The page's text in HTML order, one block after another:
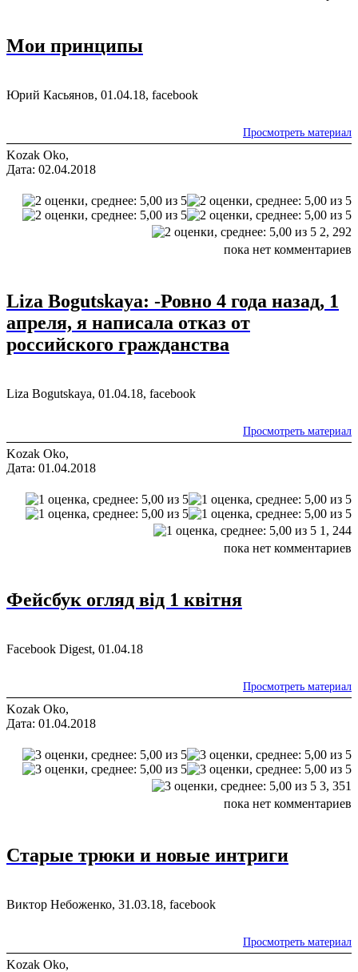
Мои принципы
Юрий Касьянов, 01.04.18, facebook
Просмотреть материал
Kozak Oko,
Дата: 02.04.2018
2, 292
пока нет комментариев
Liza Bogutskaya: -Ровно 4 года назад, 1
апреля, я написала отказ от
российского гражданства
Liza Bogutskaya, 01.04.18, facebook
Просмотреть материал
Kozak Oko,
Дата: 01.04.2018
1, 244
пока нет комментариев
Фейсбук огляд від 1 квітня
Facebook Digest, 01.04.18
Просмотреть материал
Kozak Oko,
Дата: 01.04.2018
3, 351
пока нет комментариев
Старые трюки и новые интриги
Виктор Небоженко, 31.03.18, facebook
Просмотреть материал
Kozak Oko,